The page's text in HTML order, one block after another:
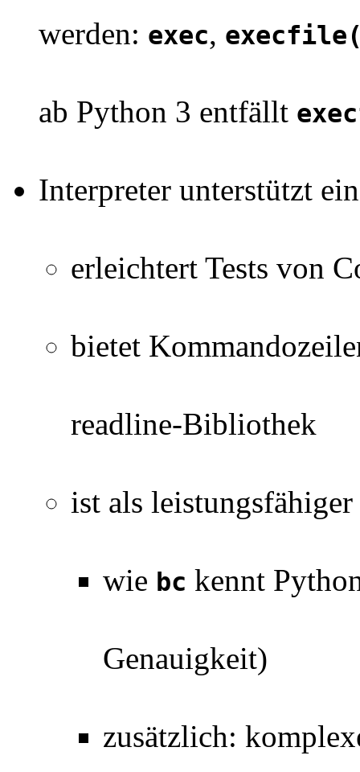
werden: exec,
ab Python 3 entfällt
Interpreter unterstützt
erleichtert Tests von
bietet
readline-Bibliothek
ist als
wie bc kennt
Genauigkeit)
zusätzlich: